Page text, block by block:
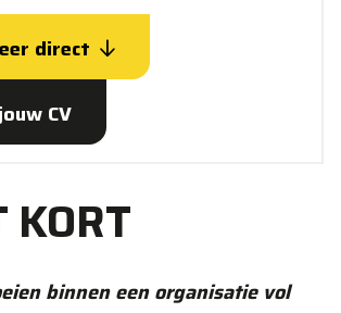
direct
CV
KORT
binnen een organisatie vol